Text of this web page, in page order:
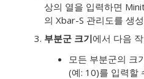
상의 열을 입력하면
의 Xbar-S 관리도를 생
부분군 크기에서 다음
모든 부분군의 크
(예: 10)를 입력할